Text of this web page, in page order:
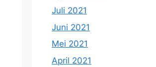
Juli 2021
Juni 2021
Mei 2021
April 2021